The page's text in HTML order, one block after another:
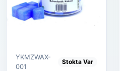
YKMZWAX-
001
Stokta Var